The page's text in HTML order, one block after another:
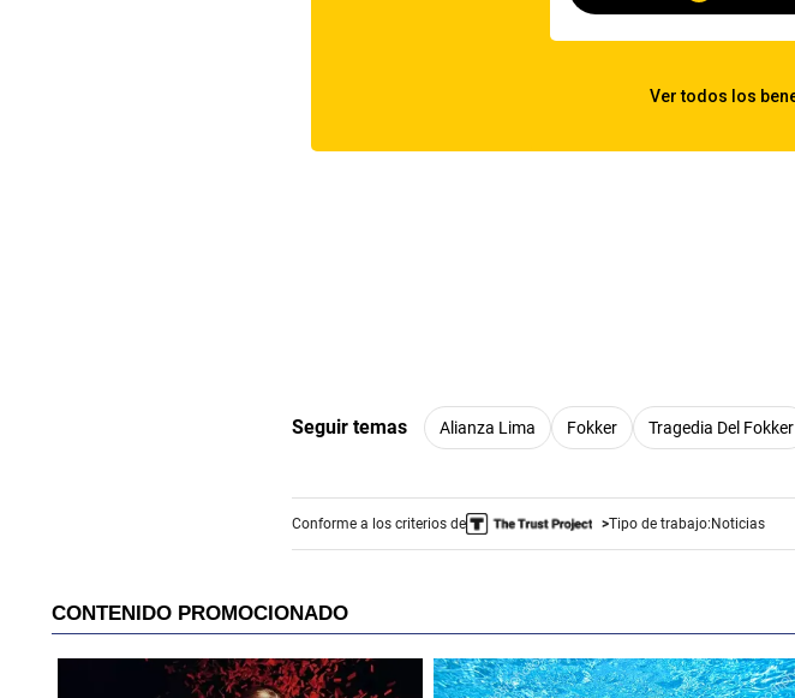
Seguir temas Alianza Lima Fokker Tragedia Del Fokker
Conforme a los criterios de Tipo de trabajo:Noticias